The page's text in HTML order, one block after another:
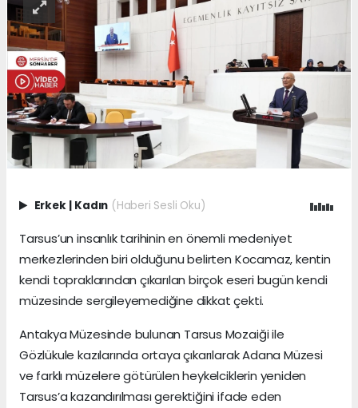
Erkek | Kadın (Haberi Sesli Oku)
Tarsus’un insanlık tarihinin en önemli medeniyet
merkezlerinden biri olduğunu belirten Kocamaz, kentin
kendi topraklarından çıkarılan birçok eseri bugün kendi
müzesinde sergileyemediğine dikkat çekti.
Antakya Müzesinde bulunan Tarsus Mozaiği ile
Gözlükule kazılarında ortaya çıkarılarak Adana Müzesi
ve farklı müzelere götürülen heykelciklerin yeniden
Tarsus’a kazandırılması gerektiğini ifade eden